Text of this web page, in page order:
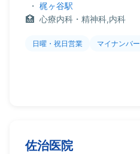
・ 梶ヶ谷駅
心療内科・精神科,内科
日曜・祝日営業 マイナンバー
佐治医院